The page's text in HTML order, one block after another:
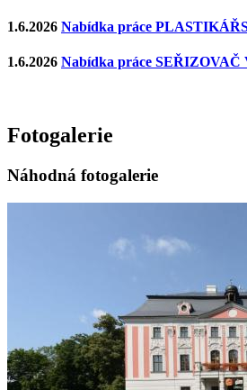
1.6.2026 Nabídka práce
1.6.2026 Nabídka práce
Fotogalerie
Náhodná fotogalerie